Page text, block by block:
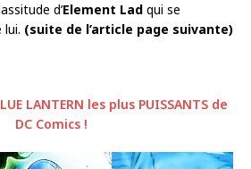
d’Element Lad qui se
lui. (suite de l’article page suivante)
LANTERN les plus PUISSANTS de
DC Comics !